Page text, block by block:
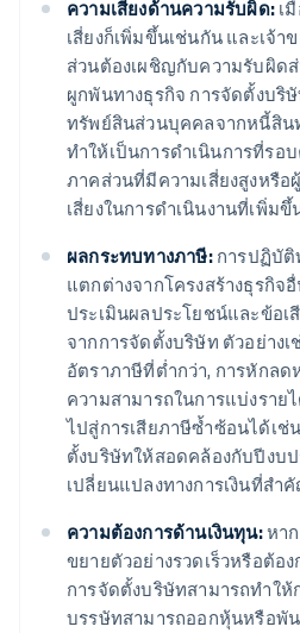
ความเสี่ยงด้านความรับผิด: เ
เสี่ยงก็เพิ่มขึ้นเช่นกัน และเจ้
ส่วนต้องเผชิญกับความรับผิด
ผูกพันทางธุรกิจ การจัดตั้งบริ
ทรัพย์สินส่วนบุคคลจากหนี้สิน
ทำให้เป็นการดำเนินการที่รอ
ภาคส่วนที่มีความเสี่ยงสูงหรื
เสี่ยงในการดำเนินงานที่เพิ่มขึ้
ผลกระทบทางภาษี:การปฏิบัติ
แตกต่างจากโครงสร้างธุรกิจ
ประเมินผลประโยชน์และข้อเ
จากการจัดตั้งบริษัท ตัวอย่างเ
อัตราภาษีที่ต่ำกว่า, การหักลด
ความสามารถในการแบ่งราย
ไปสู่การเสียภาษีซ้ำซ้อนได้เช่
ตั้งบริษัทให้สอดคล้องกับปีงบ
เปลี่ยนแปลงทางการเงินที่สำ
ความต้องการด้านเงินทุน:หา
ขยายตัวอย่างรวดเร็วหรือต้อ
การจัดตั้งบริษัทสามารถทำใ
บรรษัทสามารถออกหุ้นหรือพั